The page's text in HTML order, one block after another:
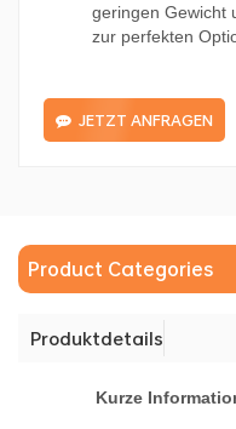
geringen Gewicht
zur perfekten
JETZT ANFRAGEN
Product Categories
Produktdetails
Kurze